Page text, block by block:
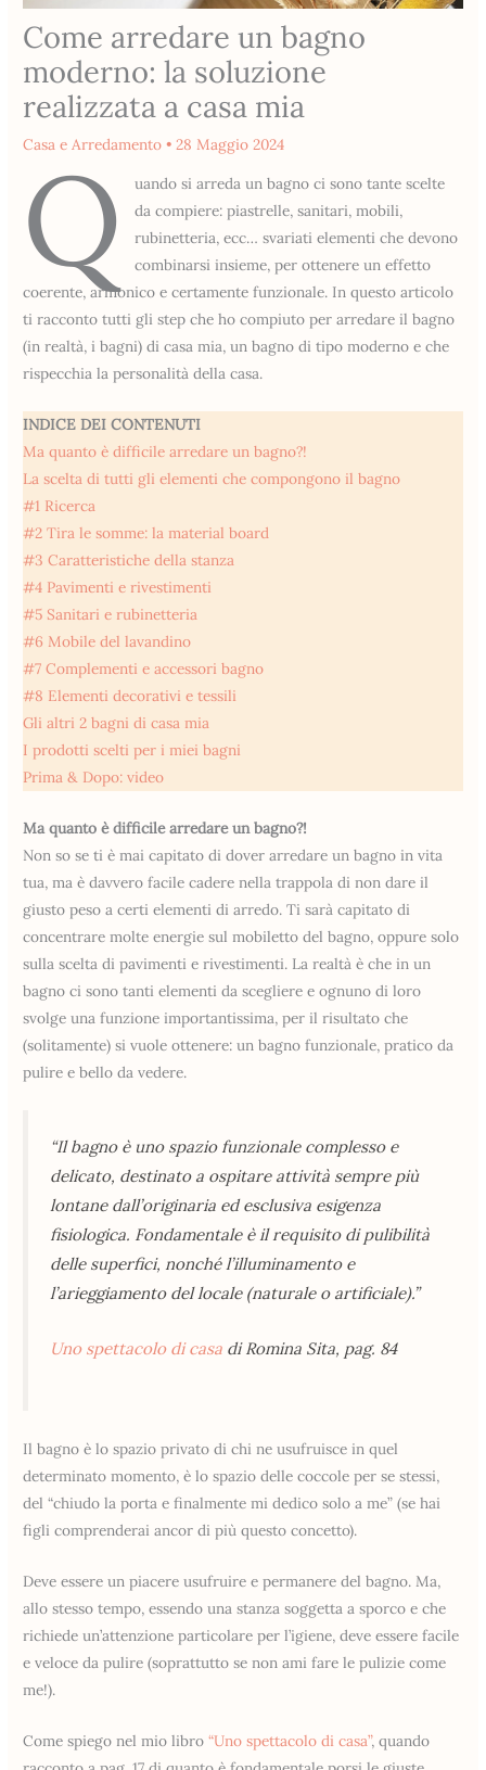
Come arredare un bagno
moderno: la soluzione
realizzata a casa mia
Casa e Arredamento •28 Maggio 2024
Q
uando si arreda un bagno ci sono tante scelte
da compiere: piastrelle, sanitari, mobili,
rubinetteria, ecc… svariati elementi che devono
combinarsi insieme, per ottenere un effetto
coerente, armonico e certamente funzionale. In questo articolo
ti racconto tutti gli step che ho compiuto per arredare il bagno
(in realtà, i bagni) di casa mia, un bagno di tipo moderno e che
rispecchia la personalità della casa.
INDICE DEI CONTENUTI
Ma quanto è difficile arredare un bagno?!
La scelta di tutti gli elementi che compongono il bagno
#1 Ricerca
#2 Tira le somme: la material board
#3 Caratteristiche della stanza
#4 Pavimenti e rivestimenti
#5 Sanitari e rubinetteria
#6 Mobile del lavandino
#7 Complementi e accessori bagno
#8 Elementi decorativi e tessili
Gli altri 2 bagni di casa mia
I prodotti scelti per i miei bagni
Prima & Dopo: video
Ma quanto è difficile arredare un bagno?!
Non so se ti è mai capitato di dover arredare un bagno in vita
tua, ma è davvero facile cadere nella trappola di non dare il
giusto peso a certi elementi di arredo. Ti sarà capitato di
concentrare molte energie sul mobiletto del bagno, oppure solo
sulla scelta di pavimenti e rivestimenti. La realtà è che in un
bagno ci sono tanti elementi da scegliere e ognuno di loro
svolge una funzione importantissima, per il risultato che
(solitamente) si vuole ottenere: un bagno funzionale, pratico da
pulire e bello da vedere.
“Il bagno è uno spazio funzionale complesso e
delicato, destinato a ospitare attività sempre più
lontane dall’originaria ed esclusiva esigenza
fisiologica. Fondamentale è il requisito di pulibilità
delle superfici, nonché l’illuminamento e
l’arieggiamento del locale (naturale o artificiale).”
Uno spettacolo di casa di Romina Sita, pag. 84
Il bagno è lo spazio privato di chi ne usufruisce in quel
determinato momento, è lo spazio delle coccole per se stessi,
del “chiudo la porta e finalmente mi dedico solo a me” (se hai
figli comprenderai ancor di più questo concetto).
Deve essere un piacere usufruire e permanere del bagno. Ma,
allo stesso tempo, essendo una stanza soggetta a sporco e che
richiede un’attenzione particolare per l’igiene, deve essere facile
e veloce da pulire (soprattutto se non ami fare le pulizie come
me!).
Come spiego nel mio libro“Uno spettacolo di casa”, quando